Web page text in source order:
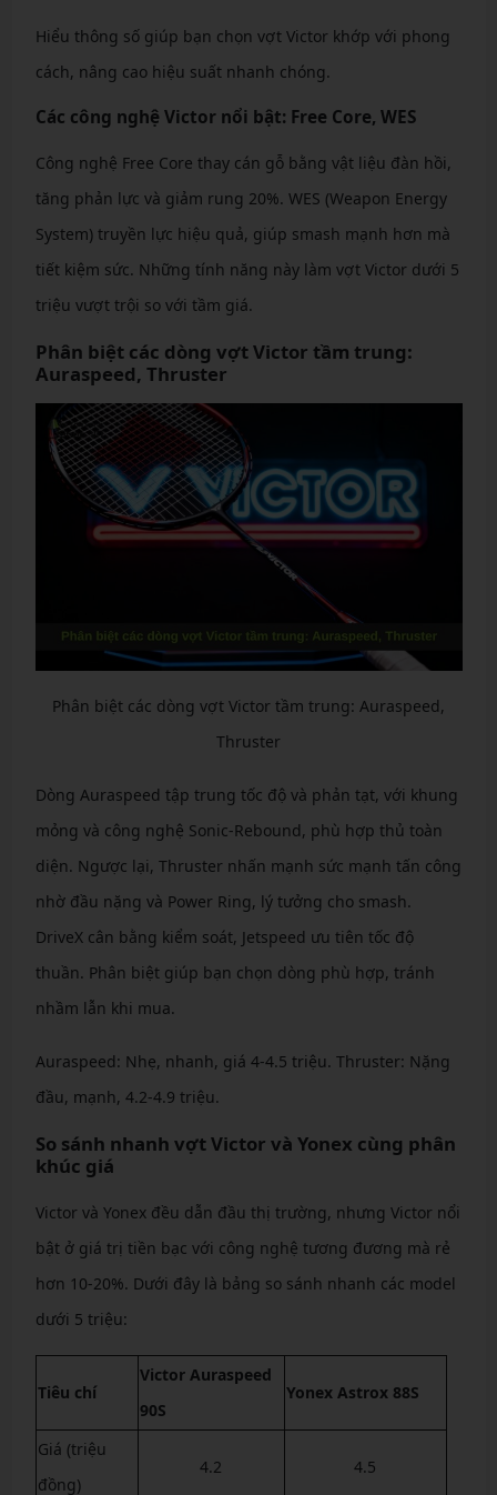
Hiểu thông số giúp bạn chọn vợt Victor khớp với phong
cách, nâng cao hiệu suất nhanh chóng.
Các công nghệ Victor nổi bật: Free Core, WES
Công nghệ Free Core thay cán gỗ bằng vật liệu đàn hồi,
tăng phản lực và giảm rung 20%. WES (Weapon Energy
System) truyền lực hiệu quả, giúp smash mạnh hơn mà
tiết kiệm sức. Những tính năng này làm vợt Victor dưới 5
triệu vượt trội so với tầm giá.
Phân biệt các dòng vợt Victor tầm trung:
Auraspeed, Thruster
Phân biệt các dòng vợt Victor tầm trung: Auraspeed,
Thruster
Dòng Auraspeed tập trung tốc độ và phản tạt, với khung
mỏng và công nghệ Sonic-Rebound, phù hợp thủ toàn
diện. Ngược lại, Thruster nhấn mạnh sức mạnh tấn công
nhờ đầu nặng và Power Ring, lý tưởng cho smash.
DriveX cân bằng kiểm soát, Jetspeed ưu tiên tốc độ
thuần. Phân biệt giúp bạn chọn dòng phù hợp, tránh
nhầm lẫn khi mua.
Auraspeed: Nhẹ, nhanh, giá 4-4.5 triệu. Thruster: Nặng
đầu, mạnh, 4.2-4.9 triệu.
So sánh nhanh vợt Victor và Yonex cùng phân
khúc giá
Victor và Yonex đều dẫn đầu thị trường, nhưng Victor nổi
bật ở giá trị tiền bạc với công nghệ tương đương mà rẻ
hơn 10-20%. Dưới đây là bảng so sánh nhanh các model
dưới 5 triệu:
Tiêu chí
Victor Auraspeed
90S
Yonex Astrox 88S
Giá (triệu
đồng)
4.2 4.5